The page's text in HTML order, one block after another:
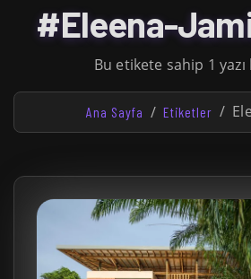
#Eleena-
Bu etikete sahip 1
Ana Sayfa Etiketler